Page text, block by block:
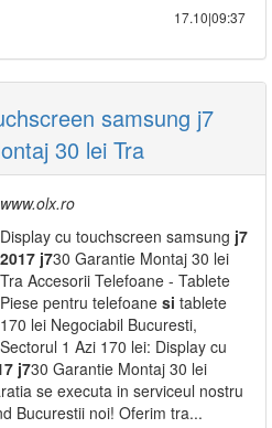
17.10|09:37
samsung j7
30 lei Tra
www.olx.ro
Display cu touchscreen samsung j7
2017 j730 Garantie Montaj 30 lei
Tra Accesorii Telefoane - Tablete
Piese pentru telefoane si tablete
170 lei Negociabil Bucuresti,
Sectorul 1 Azi 170 lei: Display cu
j730 Garantie Montaj 30 lei
se executa in serviceul nostru
Bucurestii noi! Oferim tra...